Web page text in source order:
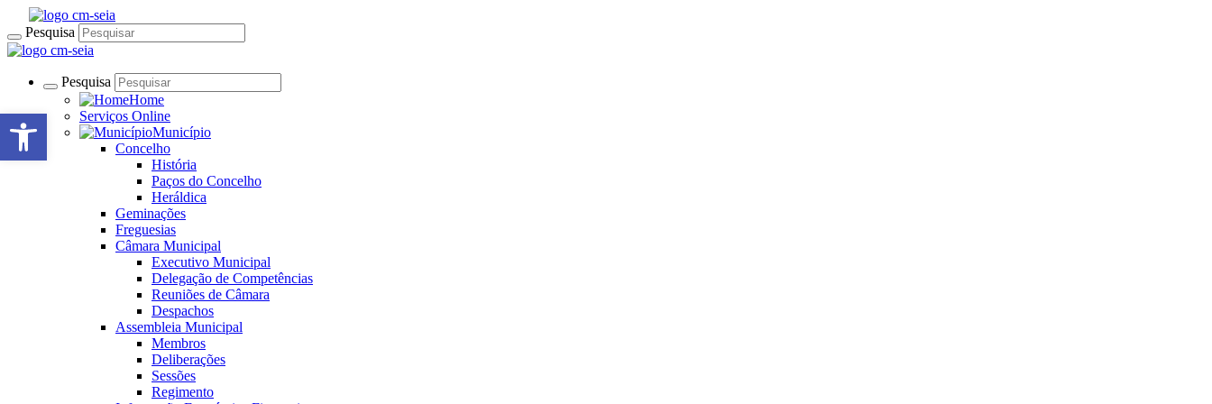
Pesquisa
Pesquisa
Home
Serviços Online
Município
Concelho
História
Paços do Concelho
Heráldica
Geminações
Freguesias
Câmara Municipal
Executivo Municipal
Delegação de Competências
Reuniões de Câmara
Despachos
Assembleia Municipal
Membros
Deliberações
Sessões
Regimento
Open toolbar